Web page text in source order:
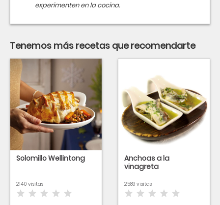
experimenten en la cocina.
Tenemos más recetas que recomendarte
Solomillo Wellintong
2140 visitas
Anchoas a la
vinagreta
2589 visitas